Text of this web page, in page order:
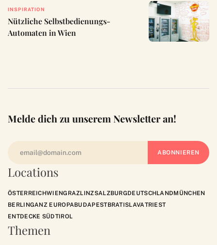
INSPIRATION
Nützliche Selbstbedienungs-
Automaten in Wien
Locations
ÖSTERREICHWIENGRAZLINZSALZBURGDEUTSCHLANDMÜNCHEN
BERLINGANZ EUROPABUDAPESTBRATISLAVATRIEST
ENTDECKE SÜDTIROL
Themen
Melde dich zu unserem Newsletter an!